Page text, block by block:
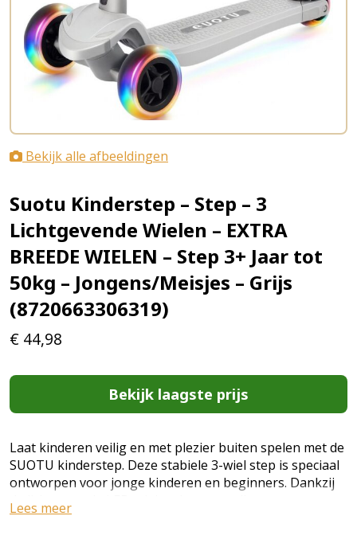
Bekijk alle afbeeldingen
Suotu Kinderstep – Step – 3
Lichtgevende Wielen – EXTRA
BREEDE WIELEN – Step 3+ Jaar tot
50kg – Jongens/Meisjes – Grijs
(8720663306319)
€ 44,98
Bekijk laagste prijs
Laat kinderen veilig en met plezier buiten spelen met de
SUOTU kinderstep. Deze stabiele 3-wiel step is speciaal
ontworpen voor jonge kinderen en beginners. Dankzij
de lichtgevende LED-wielen, het verstelbare stuur en
het stevige frame biedt deze step een veilige en leuke
Lees meer